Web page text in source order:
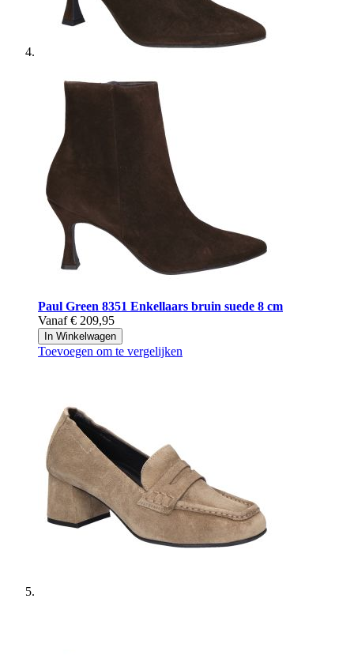
Paul Green 8351 Enkellaars bruin suede 8 cm
Vanaf € 209,95
In Winkelwagen
Toevoegen om te vergelijken